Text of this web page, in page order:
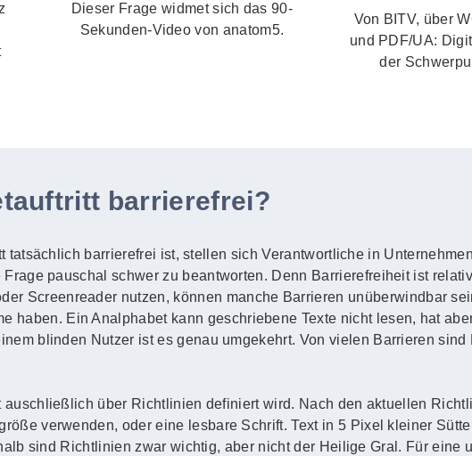
Dieser Frage widmet sich das 90-
Sekunden-Video von anatom5.
Von BITV, über
und PDF/UA:
der
barrierefrei?
tatsächlich barrierefrei ist, stellen sich Verantwortliche in
pauschal schwer zu beantworten. Denn Barrierefreiheit ist
Screenreader nutzen, können manche Barrieren unüberwindbar
haben. Ein Analphabet kann geschriebene Texte nicht lesen, hat
blinden Nutzer ist es genau umgekehrt. Von vielen Barrieren sind
auschließlich über Richtlinien definiert wird. Nach den aktuellen
verwenden, oder eine lesbare Schrift. Text in 5 Pixel kleiner
sind Richtlinien zwar wichtig, aber nicht der Heilige Gral. Für eine